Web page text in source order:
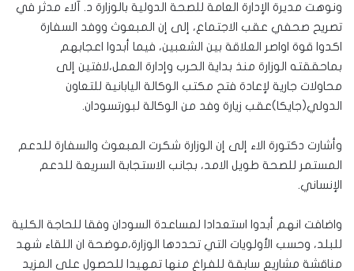
ونوهت مديرة الإدارة العامة للصحة الدولية بالوزارة د. آلاء مدثر في
تصريح صحفي عقب الاجتماع، إلى إن المبعوث ووفد السفارة
اكدوا قوة اواصر العلاقة بين الشعبين، فيما أبدوا اعجابهم
بماحققته الوزارة منذ بداية الحرب وإدارة العمل،لافتين إلى
محاولات جارية لإعادة فتح مكتب الوكالة اليابانية للتعاون
الدولي(جايكا)عقب زيارة وفد من الوكالة لبورتسودان.
وأشارت دكتورة الاء إلى إن الوزارة شكرت المبعوث والسفارة للدعم
المستمر للصحة طويل الامد، بجانب الاستجابة السريعة للدعم
الإنساني.
واضافت انهم أبدوا استعدادا لمساعدة السودان وفقا للحاجة الكلية
للبلد، وحسب الأولويات التي تحددها الوزارة،موضحة ان اللقاء شهد
مناقشة مشاريع سابقة للفراغ منها تمهيدا للحصول على المزيد